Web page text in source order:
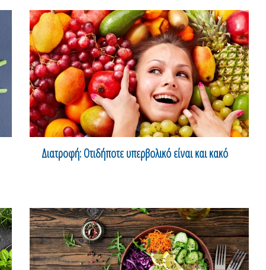
Διατροφή: Οτιδήποτε υπερβολικό είναι και κακό